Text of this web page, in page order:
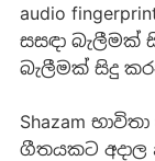
audio
සසඳා
බැලීමක් සිදු
Shazam
ගීතයකට අදාල